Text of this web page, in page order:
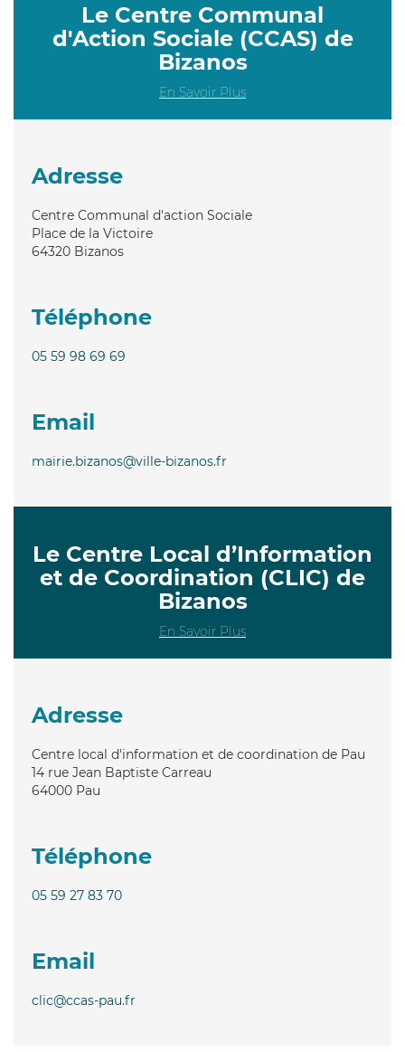
Le Centre Communal
d'Action Sociale (CCAS) de
Bizanos
En Savoir Plus
Adresse
Centre Communal d'action Sociale
Place de la Victoire
64320 Bizanos
Téléphone
05 59 98 69 69
Email
mairie.bizanos@ville-bizanos.fr
Le Centre Local d’Information
et de Coordination (CLIC) de
Bizanos
En Savoir Plus
Adresse
Centre local d'information et de coordination de Pau
14 rue Jean Baptiste Carreau
64000 Pau
Téléphone
05 59 27 83 70
Email
clic@ccas-pau.fr